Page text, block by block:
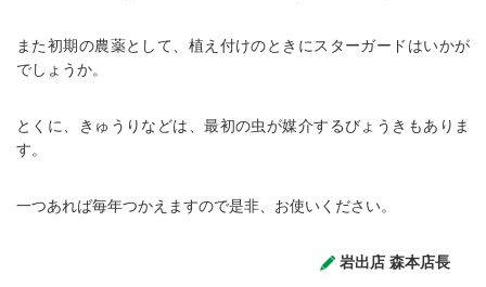
また初期の農薬として、植え付けのときにスターガードはいかが
でしょうか。
とくに、きゅうりなどは、最初の虫が媒介するびょうきもありま
す。
一つあれば毎年つかえますので是非、お使いください。
岩出店 森本店長